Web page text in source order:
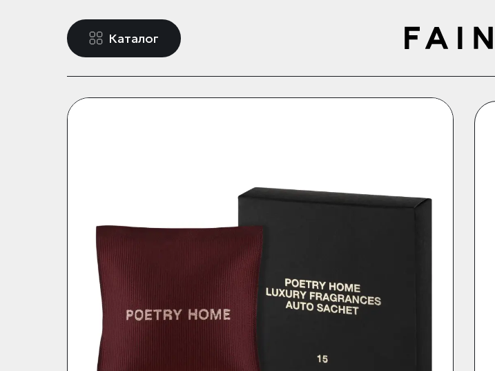
Каталог